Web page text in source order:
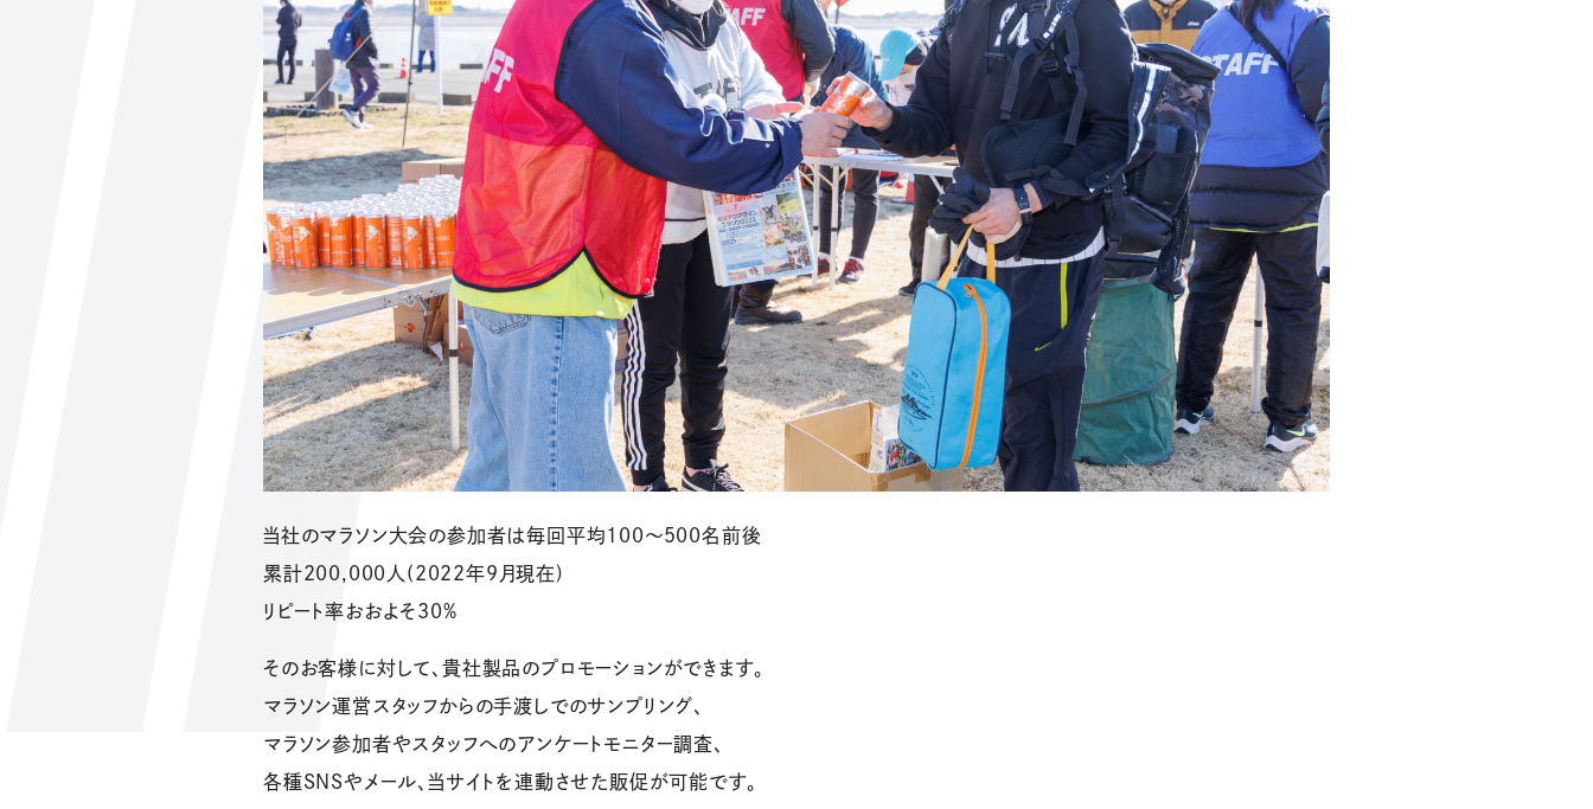
当社のマラソン大会の参加者は毎回平均100～500名前後
累計200,000人(2022年9月現在)
リピート率おおよそ30%
そのお客様に対して、貴社製品のプロモーションができます。
マラソン運営スタッフからの手渡しでのサンプリング、
マラソン参加者やスタッフへのアンケートモニター調査、
各種SNSやメール、当サイトを連動させた販促が可能です。